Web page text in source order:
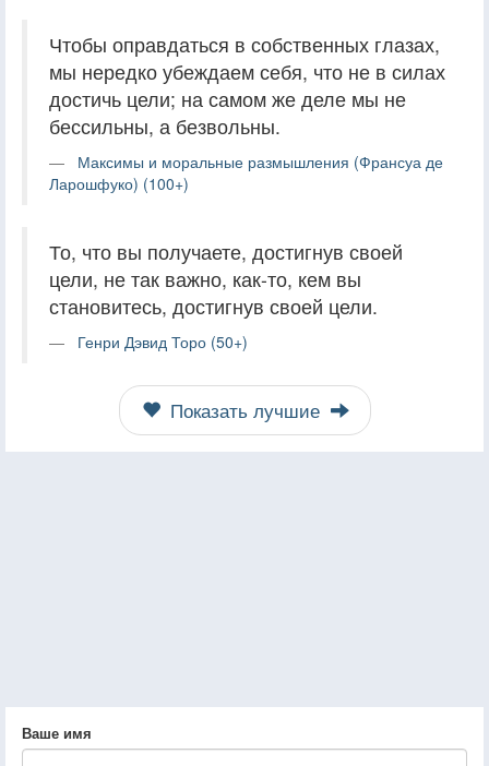
Чтобы оправдаться в собственных глазах,
мы нередко убеждаем себя, что не в силах
достичь цели; на самом же деле мы не
бессильны, а безвольны.
Максимы и моральные размышления (Франсуа де
Ларошфуко) (100+)
То, что вы получаете, достигнув своей
цели, не так важно, как-то, кем вы
становитесь, достигнув своей цели.
Генри Дэвид Торо (50+)
Показать лучшие
Ваше имя